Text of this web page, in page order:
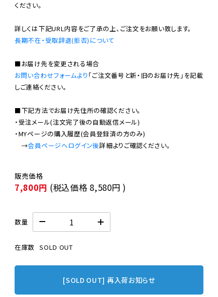
ください。
長期不在・受取辞退(拒否)について
お問い合わせフォームより 「ご注文番号と新・旧のお届け先」を記載
しご連絡ください。
■下記方法でお届け先住所の確認ください。
・受注メール(注文完了後の自動返信メール)
・MYページの購入履歴(会員登録済の方のみ)
→会員ページへログイン後
7,800円 (税込価格 8,580円 )
数量
在庫数 SOLD OUT
[SOLD OUT] 再入荷お知らせ